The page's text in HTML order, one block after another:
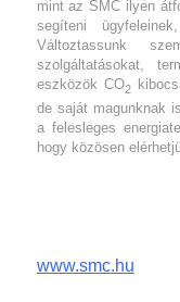
mint az SMC ilyen
segíteni
Változtassunk
szolgáltatásokat,
eszközök CO2
de saját magunknak
a felesleges
hogy közösen
www.smc.hu